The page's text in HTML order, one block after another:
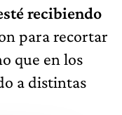
recibiendo
para recortar
que en los
a distintas